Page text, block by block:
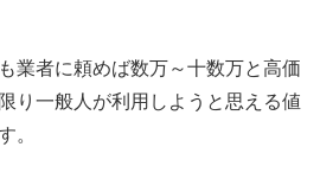
業者に頼めば数万～十数万と高価
り一般人が利用しようと思える値
。